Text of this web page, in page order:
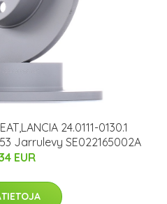
24.0111-0130.1
Jarrulevy SE022165002A
EUR